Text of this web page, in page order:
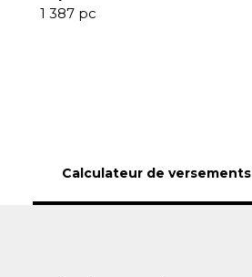
1 387 pc
Calculateur de versements